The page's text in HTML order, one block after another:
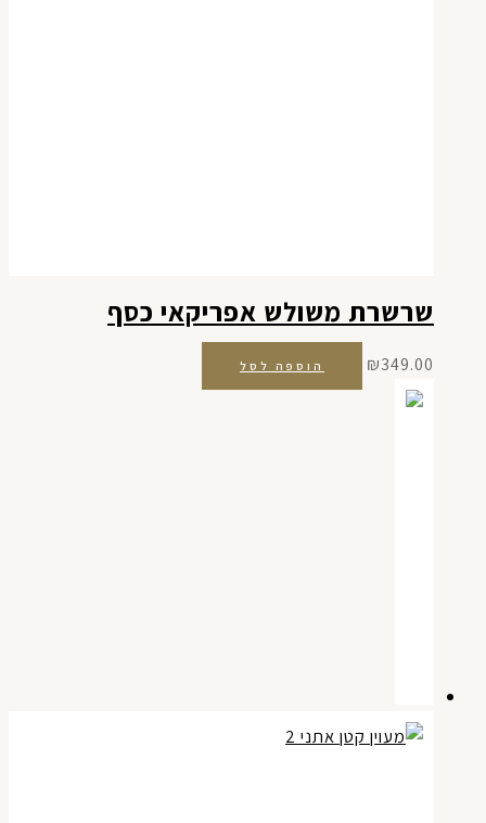
שרשרת משולש אפריקאי כסף
₪349.00 הוספה לסל